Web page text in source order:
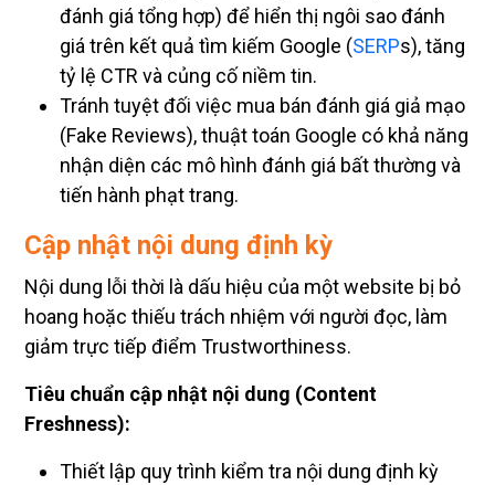
đánh giá tổng hợp) để hiển thị ngôi sao đánh
giá trên kết quả tìm kiếm Google (SERPs), tăng
tỷ lệ CTR và củng cố niềm tin.
Tránh tuyệt đối việc mua bán đánh giá giả mạo
(Fake Reviews), thuật toán Google có khả năng
nhận diện các mô hình đánh giá bất thường và
tiến hành phạt trang.
Cập nhật nội dung định kỳ
Nội dung lỗi thời là dấu hiệu của một website bị bỏ
hoang hoặc thiếu trách nhiệm với người đọc, làm
giảm trực tiếp điểm Trustworthiness.
Tiêu chuẩn cập nhật nội dung (Content
Freshness):
Thiết lập quy trình kiểm tra nội dung định kỳ